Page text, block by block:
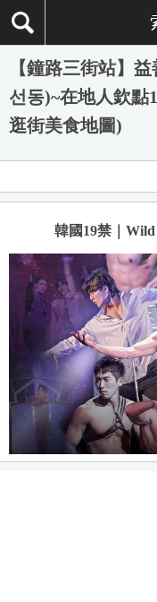
【鐘路三街站】
선동)~在地人欽點
逛街美食地圖)
韓國19禁｜